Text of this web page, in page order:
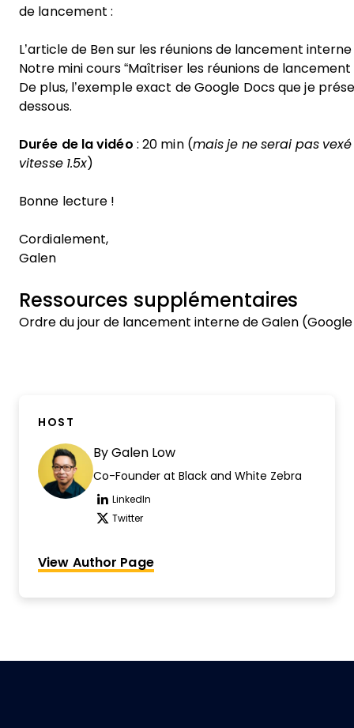
de lancement :
L’article de Ben sur les réunions de lancement interne
Notre mini cours “Maîtriser les réunions de
De plus, l’exemple exact de Google Docs que je
dessous.
Durée de la vidéo : 20 min (mais je ne serai pas
vitesse 1.5x)
Bonne lecture !
Cordialement,
Galen
Ressources supplémentaires
Ordre du jour de lancement interne de Galen
HOST
By Galen Low
Co-Founder at Black and White Zebra
LinkedIn
Opens new window
Twitter
Opens new window
View Author Page